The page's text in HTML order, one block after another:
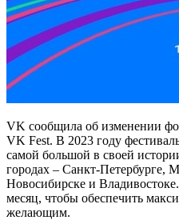
VK сообщила об изменении
VK Fest. В 2023 году
самой большой в своей
городах – Санкт-Петербурге,
Новосибирске и
месяц, чтобы обеспечить
желающим.